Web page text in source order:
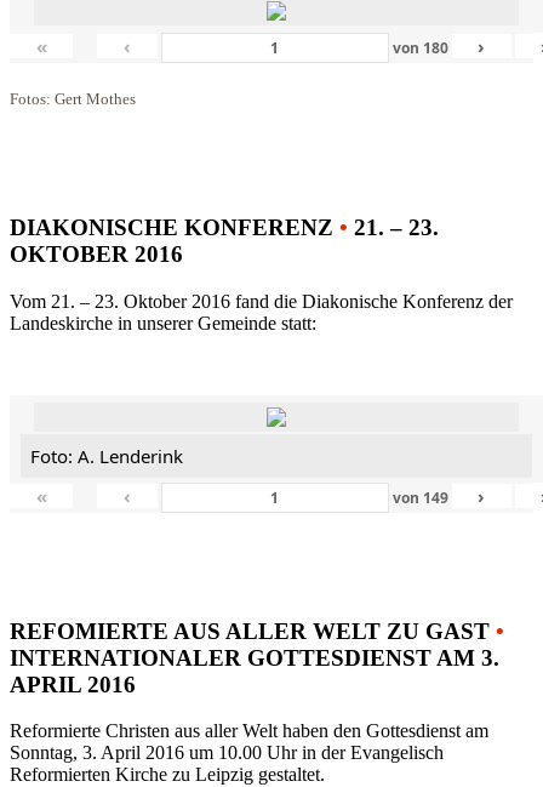
« ‹ von 180 ›
Fotos: Gert Mothes
DIAKONISCHE KONFERENZ • 21. – 23.
OKTOBER 2016
Vom 21. – 23. Oktober 2016 fand die Diakonische Konferenz der
Landeskirche in unserer Gemeinde statt:
Foto: A. Lenderink
«
‹ von 149 ›
REFOMIERTE AUS ALLER WELT ZU GAST •
INTERNATIONALER GOTTESDIENST AM 3.
APRIL 2016
Reformierte Christen aus aller Welt haben den Gottesdienst am
Sonntag, 3. April 2016 um 10.00 Uhr in der Evangelisch
Reformierten Kirche zu Leipzig gestaltet.